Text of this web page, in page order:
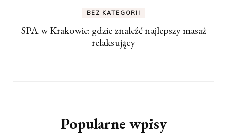
BEZ KATEGORII
SPA w Krakowie: gdzie znaleźć najlepszy masaż
relaksujący
Popularne wpisy